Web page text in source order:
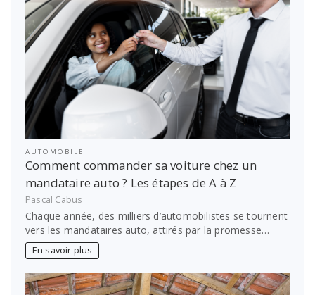
AUTOMOBILE
Comment commander sa voiture chez un
mandataire auto ? Les étapes de A à Z
Pascal Cabus
Chaque année, des milliers d’automobilistes se tournent
vers les mandataires auto, attirés par la promesse…
En savoir plus